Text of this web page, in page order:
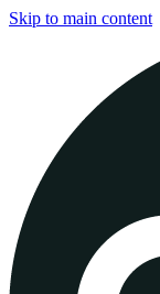
Skip to main content